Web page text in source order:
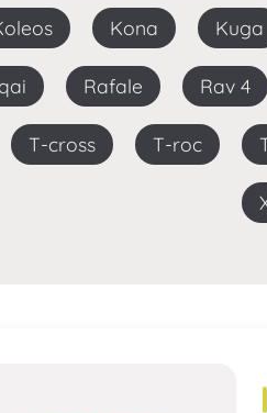
Koleos Kona Kuga
Rafale Rav 4
T-cross T-roc